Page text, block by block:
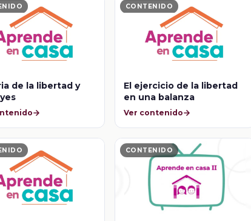
de la libertad y
CONTENIDO
El ejercicio de la libertad
en una balanza
Ver contenido
CONTENIDO